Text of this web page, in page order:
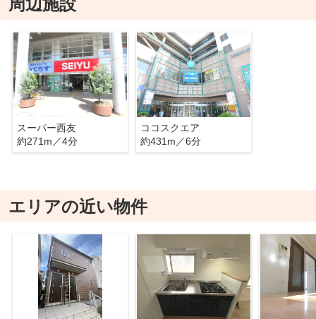
周辺施設
スーパー西友
約271m／4分
ココスクエア
約431m／6分
エリアの近い物件